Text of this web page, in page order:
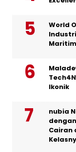
World
Ikonik
nubia
Cairan